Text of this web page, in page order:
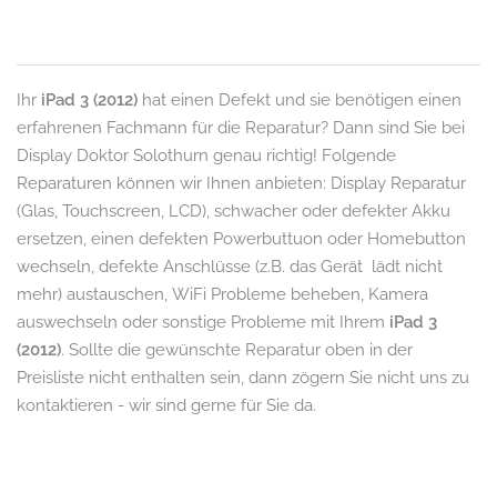
Ihr iPad 3 (2012) hat einen Defekt und sie benötigen einen
erfahrenen Fachmann für die Reparatur? Dann sind Sie bei
Display Doktor Solothurn genau richtig! Folgende
Reparaturen können wir Ihnen anbieten: Display Reparatur
(Glas, Touchscreen, LCD), schwacher oder defekter Akku
ersetzen, einen defekten Powerbuttuon oder Homebutton
wechseln, defekte Anschlüsse (z.B. das Gerät lädt nicht
mehr) austauschen, WiFi Probleme beheben, Kamera
auswechseln oder sonstige Probleme mit Ihrem iPad 3
(2012). Sollte die gewünschte Reparatur oben in der
Preisliste nicht enthalten sein, dann zögern Sie nicht uns zu
kontaktieren - wir sind gerne für Sie da.